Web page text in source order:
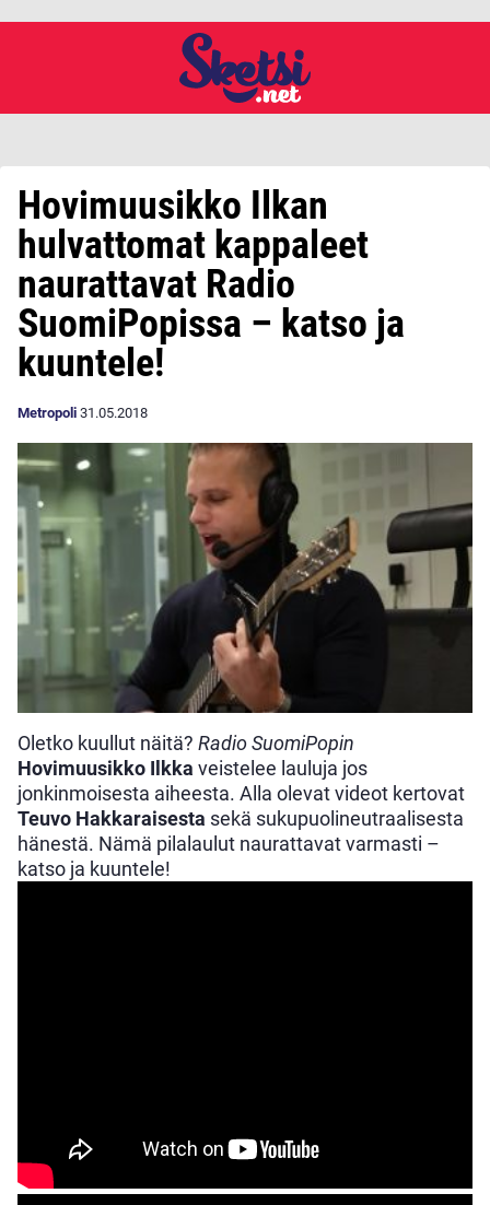
Hovimuusikko Ilkan
hulvattomat kappaleet
naurattavat Radio
SuomiPopissa – katso ja
kuuntele!
Metropoli 31.05.2018
Oletko kuullut näitä? Radio SuomiPopin
Hovimuusikko Ilkka veistelee lauluja jos
jonkinmoisesta aiheesta. Alla olevat videot kertovat
Teuvo Hakkaraisesta sekä sukupuolineutraalisesta
hänestä. Nämä pilalaulut naurattavat varmasti –
katso ja kuuntele!